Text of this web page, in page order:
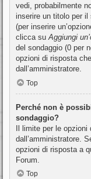
vedi, probabilmente
inserire un titolo per il
(per inserire
clicca su Aggiungi
del sondaggio (0 per
opzioni di risposta
dall’amministratore.
Top
Perché non è
sondaggio?
Il limite per le opzioni
dall’amministratore.
opzioni di risposta a
Forum.
Top